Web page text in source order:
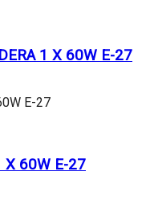
1 X 60W E-27
X 60W E-27